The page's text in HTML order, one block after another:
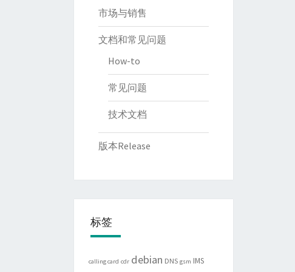
市场与销售
文档和常见问题
How-to
常见问题
技术文档
版本Release
标签
calling card cdr debian DNS gsm IMS